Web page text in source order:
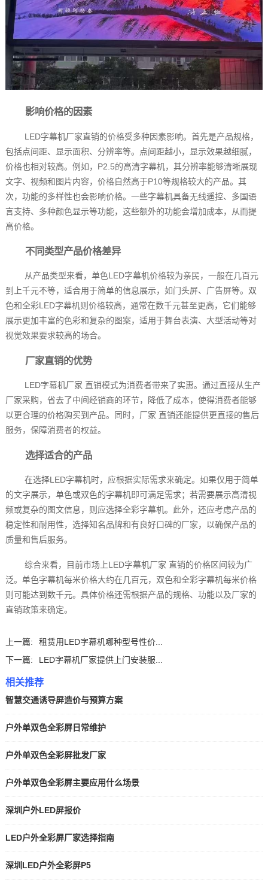
影响价格的因素
LED字幕机厂家直销的价格受多种因素影响。首先是产品规格，
包括点间距、显示面积、分辨率等。点间距越小，显示效果越细腻，
价格也相对较高。例如，P2.5的高清字幕机，其分辨率能够清晰展现
文字、视频和图片内容，价格自然高于P10等规格较大的产品。其
次，功能的多样性也会影响价格。一些字幕机具备无线遥控、多国语
言支持、多种颜色显示等功能，这些额外的功能会增加成本，从而提
高价格。
不同类型产品价格差异
从产品类型来看，单色LED字幕机价格较为亲民，一般在几百元
到上千元不等，适合用于简单的信息展示，如门头屏、广告屏等。双
色和全彩LED字幕机则价格较高，通常在数千元甚至更高，它们能够
展示更加丰富的色彩和复杂的图案，适用于舞台表演、大型活动等对
视觉效果要求较高的场合。
厂家直销的优势
LED字幕机厂家 直销模式为消费者带来了实惠。通过直接从生产
厂家采购，省去了中间经销商的环节，降低了成本，使得消费者能够
以更合理的价格购买到产品。同时，厂家 直销还能提供更直接的售后
服务，保障消费者的权益。
选择适合的产品
在选择LED字幕机时，应根据实际需求来确定。如果仅用于简单
的文字展示，单色或双色的字幕机即可满足需求；若需要展示高清视
频或复杂的图文信息，则应选择全彩字幕机。此外，还应考虑产品的
稳定性和耐用性，选择知名品牌和有良好口碑的厂家，以确保产品的
质量和售后服务。
综合来看，目前市场上LED字幕机厂家 直销的价格区间较为广
泛。单色字幕机每米价格大约在几百元，双色和全彩字幕机每米价格
则可能达到数千元。具体价格还需根据产品的规格、功能以及厂家的
直销政策来确定。
上一篇:
租赁用LED字幕机哪种型号性价...
下一篇:
LED字幕机厂家提供上门安装服...
相关推荐
智慧交通诱导屏造价与预算方案
户外单双色全彩屏日常维护
户外单双色全彩屏批发厂家
户外单双色全彩屏主要应用什么场景
深圳户外LED屏报价
LED户外全彩屏厂家选择指南
深圳LED户外全彩屏P5